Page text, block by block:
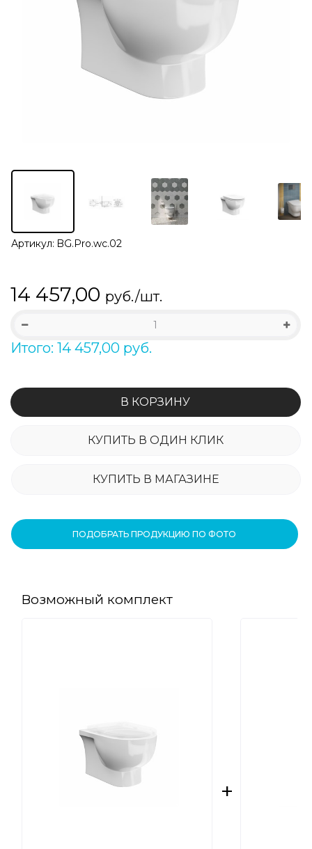
Артикул: BG.Pro.wc.02
14 457,00 руб./шт.
Итого: 14 457,00 руб.
В КОРЗИНУ
КУПИТЬ В ОДИН КЛИК
КУПИТЬ В МАГАЗИНЕ
ПОДОБРАТЬ ПРОДУКЦИЮ ПО ФОТО
Возможный комплект